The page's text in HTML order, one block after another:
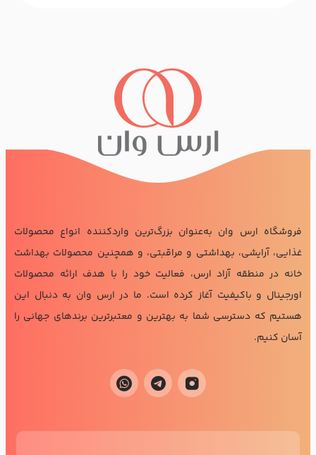
فروشگاه ارس وان به‌عنوان بزرگ‌ترین واردکننده انواع محصولات
غذایی، آرایشی، بهداشتی و مراقبتی، و همچنین محصولات بهداشت
خانه در منطقه آزاد ارس، فعالیت خود را با هدف ارائه محصولات
اورجینال و باکیفیت آغاز کرده است. ما در ارس وان به دنبال این
هستیم که دسترسی شما به بهترین و معتبرترین برندهای جهانی را
آسان کنیم.